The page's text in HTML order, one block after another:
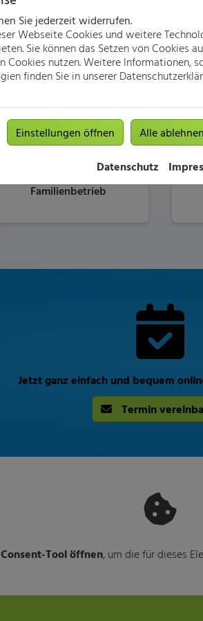
Viele Jahre Erfahrung
Familienbetrieb
Jetzt ganz einfach und bequem
Termin
Tool öffnen, um die für dieses
Sie jederzeit widerrufen.
Webseite Cookies und weitere
Sie können das Setzen von Cookies
Cookies nutzen. Weitere Informationen,
finden Sie in unserer
Einstellungen öffnen Alle ablehnen
Datenschutz